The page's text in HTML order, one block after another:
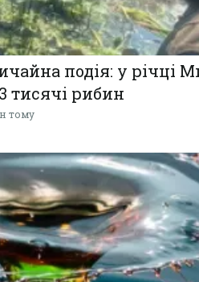
подія: у річці
тисячі рибин
тому